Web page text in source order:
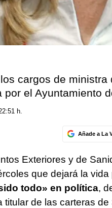
cargos de ministra
por el Ayuntamiento
h.
Añade a La
Exteriores y de
que dejará la
todo» en política,
titular de las carteras